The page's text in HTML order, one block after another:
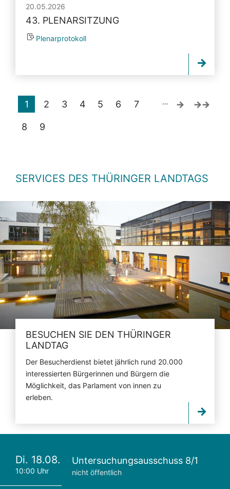
20.05.2026
43. PLENARSITZUNG
Plenarprotokoll
1 2 3 4 5 6 7
8 9
…
SERVICES DES THÜRINGER LANDTAGS
BESUCHEN SIE DEN THÜRINGER
LANDTAG
Der Besucherdienst bietet jährlich rund 20.000
interessierten Bürgerinnen und Bürgern die
Möglichkeit, das Parlament von innen zu
erleben.
Di. 18.08.
10:00 Uhr
Untersuchungsausschuss 8/1
nicht öffentlich